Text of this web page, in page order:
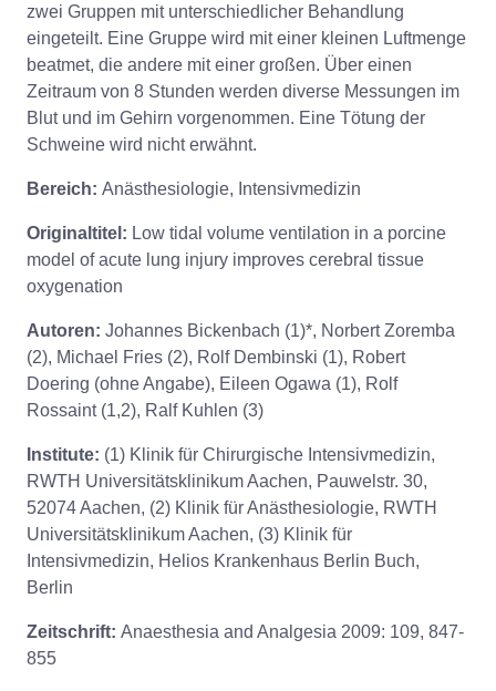
zwei Gruppen mit unterschiedlicher Behandlung
eingeteilt. Eine Gruppe wird mit einer kleinen Luftmenge
beatmet, die andere mit einer großen. Über einen
Zeitraum von 8 Stunden werden diverse Messungen im
Blut und im Gehirn vorgenommen. Eine Tötung der
Schweine wird nicht erwähnt.
Bereich: Anästhesiologie, Intensivmedizin
Originaltitel: Low tidal volume ventilation in a porcine
model of acute lung injury improves cerebral tissue
oxygenation
Autoren: Johannes Bickenbach (1)*, Norbert Zoremba
(2), Michael Fries (2), Rolf Dembinski (1), Robert
Doering (ohne Angabe), Eileen Ogawa (1), Rolf
Rossaint (1,2), Ralf Kuhlen (3)
Institute: (1) Klinik für Chirurgische Intensivmedizin,
RWTH Universitätsklinikum Aachen, Pauwelstr. 30,
52074 Aachen, (2) Klinik für Anästhesiologie, RWTH
Universitätsklinikum Aachen, (3) Klinik für
Intensivmedizin, Helios Krankenhaus Berlin Buch,
Berlin
Zeitschrift: Anaesthesia and Analgesia 2009: 109, 847-
855